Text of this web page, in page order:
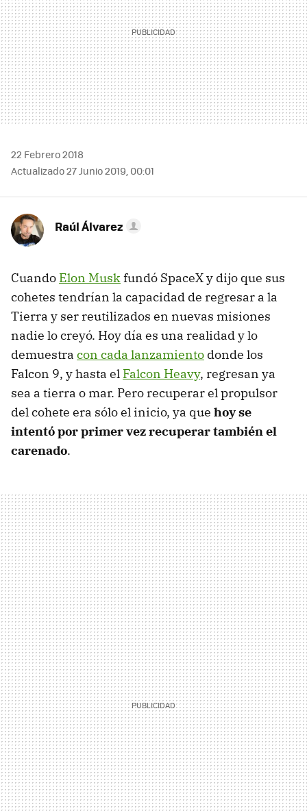
22 Febrero 2018
Actualizado 27 Junio 2019, 00:01
Raúl Álvarez
Cuando Elon Muskfundó SpaceX y dijo que sus
cohetes tendrían la capacidad de regresar a la
Tierra y ser reutilizados en nuevas misiones
nadie lo creyó. Hoy día es una realidad y lo
demuestra con cada lanzamiento donde los
Falcon 9, y hasta el Falcon Heavy, regresan ya
sea a tierra o mar. Pero recuperar el propulsor
del cohete era sólo el inicio, ya que hoy se
intentó por primer vez recuperar también el
carenado.